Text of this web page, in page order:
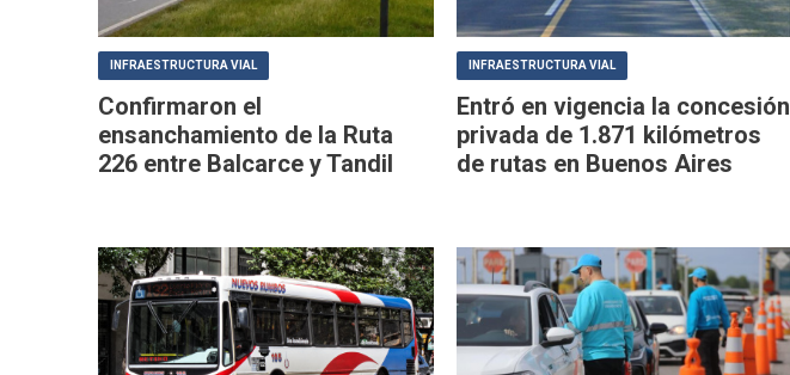
INFRAESTRUCTURA VIAL
Confirmaron el
ensanchamiento de la Ruta
226 entre Balcarce y Tandil
INFRAESTRUCTURA VIAL
Entró en vigencia la concesión
privada de 1.871 kilómetros
de rutas en Buenos Aires